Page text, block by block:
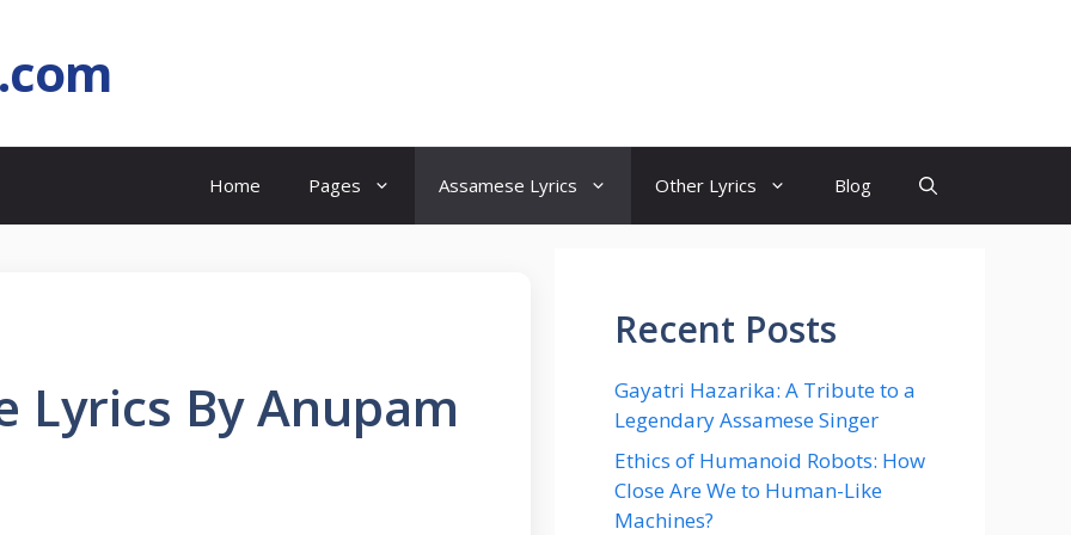
Home Pages Assamese Lyrics Other Lyrics Blog
Lyrics By Anupam
Recent Posts
Gayatri Hazarika: A Tribute to a
Legendary Assamese Singer
Ethics of Humanoid Robots: How
Close Are We to Human-Like
Machines?